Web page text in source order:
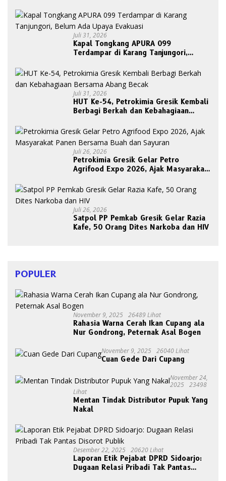
Juli 31, 2026
Kapal Tongkang APURA 099
Terdampar di Karang Tanjungori,
Juli 31, 2026
HUT Ke-54, Petrokimia Gresik Kembali
Berbagi Berkah dan Kebahagiaan
Juli 26, 2026
Petrokimia Gresik Gelar Petro
Agrifood Expo 2026, Ajak Masyarakat
Juli 26, 2026
Satpol PP Pemkab Gresik Gelar Razia
Kafe, 50 Orang Dites Narkoba dan HIV
POPULER
November 9, 2025 26489 Lihat
Rahasia Warna Cerah Ikan Cupang ala
Nur Gondrong, Peternak Asal Bogen
November 9, 2025 26040 Lihat
Cuan Gede Dari Cupang
November 24,
2025 23498
Lihat
Mentan Tindak Distributor Pupuk Yang
Nakal
Desember 22, 2025 20620 Lihat
Laporan Etik Pejabat DPRD Sidoarjo:
Dugaan Relasi Pribadi Tak Pantas